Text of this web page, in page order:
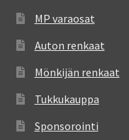
MP varaosat
Auton renkaat
Mönkijän renkaat
Tukkukauppa
Sponsorointi